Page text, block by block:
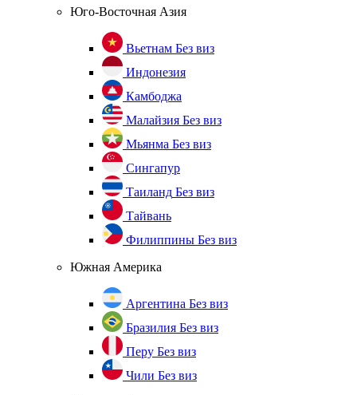
Юго-Восточная Азия
Вьетнам Без виз
Индонезия
Камбоджа
Малайзия Без виз
Мьянма Без виз
Сингапур
Таиланд Без виз
Тайвань
Филиппины Без виз
Южная Америка
Аргентина Без виз
Бразилия Без виз
Перу Без виз
Чили Без виз